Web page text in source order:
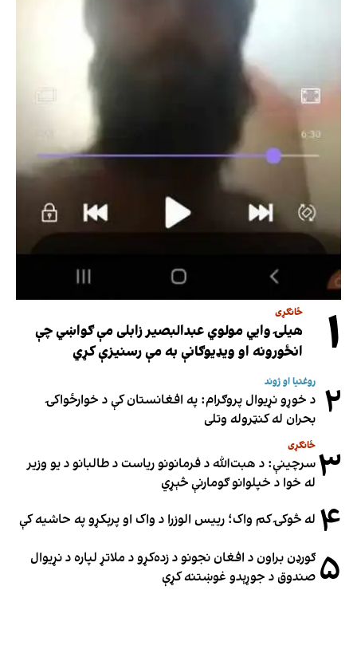
۱ ځانګړی
هیلۍ وایي مولوي عبدالبصیر زابلی مې ګواښي چې
انځورونه او ویډیوګانې به مې رسنیزې کړي
۲ روغتیا او ژوند
د خوړو نړیوال پروګرام: په افغانستان کې د خوارځواکۍ
بحران له کنټروله وتلی
۳ ځانګړی
سرچینې: د هبت‌الله د فرمانونو ریاست د طالبانو د یو وزیر
له خوا د خپلوانو ګومارنې څېړي
۴ له څوکۍ کم واک؛ رییس الوزرا د واک او پرېکړو په حاشیه کې
۵ ګورډن براون د افغان نجونو د زده‌کړو د ملاتړ لپاره د نړیوال
صندوق د جوړېدو غوښتنه کړې